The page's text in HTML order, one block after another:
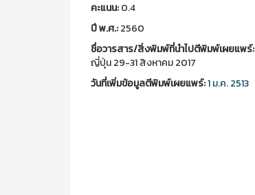
คะแนน:0.4
ปี พ.ศ.:2560
ชื่อวารสาร/สิ่งพิมพ์ที่นำไปตีพิมพ์เผยแพร์:
ญี่ปุ่น 29-31 สิงหาคม 2017
วันที่เพิ่มข้อมูลตีพิมพ์เผยแพร์:1 ม.ค. 2513